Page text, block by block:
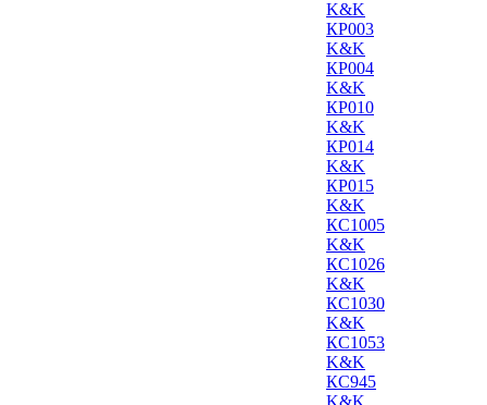
K&K
КР003
K&K
КР004
K&K
КР010
K&K
КР014
K&K
КР015
K&K
КС1005
K&K
КС1026
K&K
КС1030
K&K
КС1053
K&K
КС945
K&K